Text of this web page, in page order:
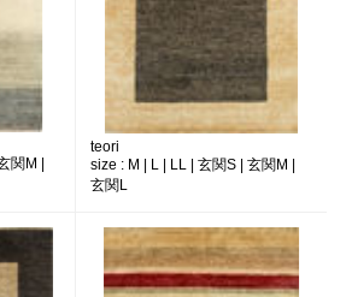
関M |
teori
size : M | L | LL | 玄関S | 玄関M |
玄関L